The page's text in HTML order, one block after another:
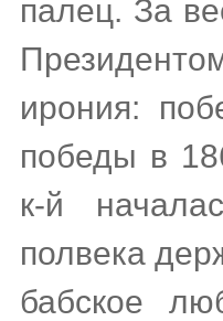
палец. За
ирония:
победы в
к-й
полвека
бабское